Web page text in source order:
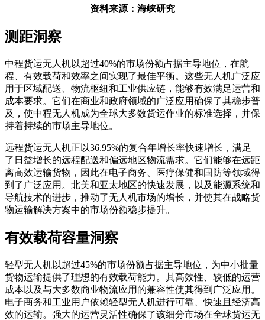
资料来源：海峡研究
测距洞察
中程货运无人机以超过40%的市场份额占据主导地位，在航
程、有效载荷和效率之间实现了最佳平衡。这些无人机广泛应
用于区域配送、物流枢纽和工业供应链，能够有效满足运营和
成本要求。它们在商业和政府领域的广泛应用确保了其稳步普
及，使中程无人机成为全球大多数货运作业的标准选择，并保
持着持续的市场主导地位。
远程货运无人机正以36.95%的复合年增长率快速增长，满足
了日益增长的远程配送和偏远地区物流需求。它们能够在远距
离高效运输货物，因此在电子商务、医疗保健和国防等领域得
到了广泛应用。北美和亚太地区的快速发展，以及能源系统和
导航技术的进步，推动了无人机市场的增长，并使其在战略货
物运输解决方案中的市场份额稳步提升。
有效载荷容量洞察
轻型无人机以超过45%的市场份额占据主导地位，为中小批量
货物运输提供了理想的有效载荷能力。其高效性、较低的运营
成本以及与大多数商业物流应用的兼容性使其得到广泛应用。
电子商务和工业用户依赖轻型无人机进行可靠、快速且经济高
效的运输。强大的运营灵活性确保了该细分市场在全球货运无